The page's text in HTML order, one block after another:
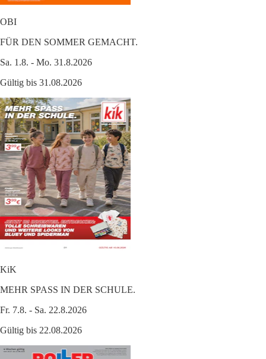
OBI
FÜR DEN SOMMER GEMACHT.
Sa. 1.8. - Mo. 31.8.2026
Gültig bis 31.08.2026
KiK
MEHR SPASS IN DER SCHULE.
Fr. 7.8. - Sa. 22.8.2026
Gültig bis 22.08.2026